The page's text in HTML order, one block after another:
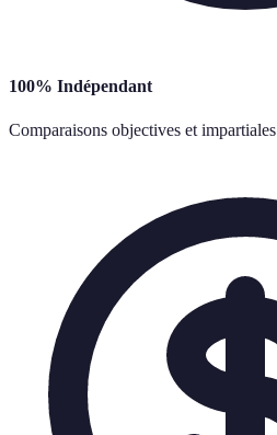
100% Indépendant
Comparaisons objectives et impartiales